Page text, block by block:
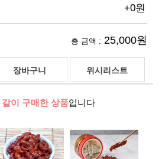
+0원
총 금액 : 25,000원
위시리스트
같이 구매한 상품입니다